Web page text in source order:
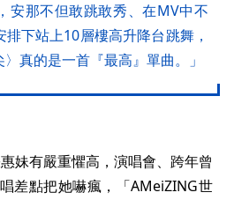
安那不但敢跳敢秀、在MV中不
下站上10層樓高升降台跳舞，
真的是一首『最高』單曲。」
妹有嚴重懼高，演唱會、跨年曾
差點把她嚇瘋，「AMeiZING世